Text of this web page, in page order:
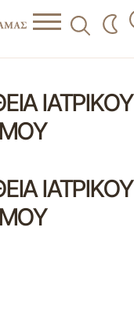
ΙΑΤΡΙΚΟΥ
ΙΑΤΡΙΚΟΥ